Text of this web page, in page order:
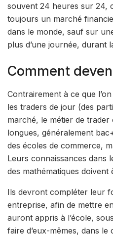
souvent 24 heures sur 24,
toujours un marché
dans le monde, sauf sur
plus d’une journée, durant
Comment
Contrairement à ce que
les traders de jour (des
marché, le métier de trader
longues, généralement
des écoles de commerce,
Leurs connaissances dans
des mathématiques doivent
Ils devront compléter leur
entreprise, afin de mettre
auront appris à l’école,
faire d’eux-mêmes, dans le